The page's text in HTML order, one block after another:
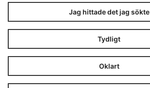
Jag hittade det jag sökte
Tydligt
Oklart